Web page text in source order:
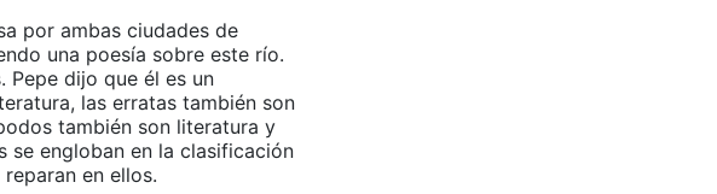
por ambas ciudades de
una poesía sobre este río.
Pepe dijo que él es un
las erratas también son
también son literatura y
se engloban en la clasificación
en ellos.